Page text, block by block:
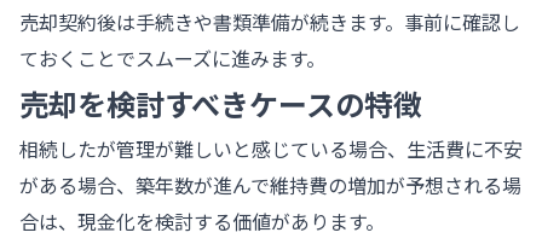
売却契約後は手続きや書類準備が続きます。事前に確認し
ておくことでスムーズに進みます。
売却を検討すべきケースの特徴
相続したが管理が難しいと感じている場合、生活費に不安
がある場合、築年数が進んで維持費の増加が予想される場
合は、現金化を検討する価値があります。